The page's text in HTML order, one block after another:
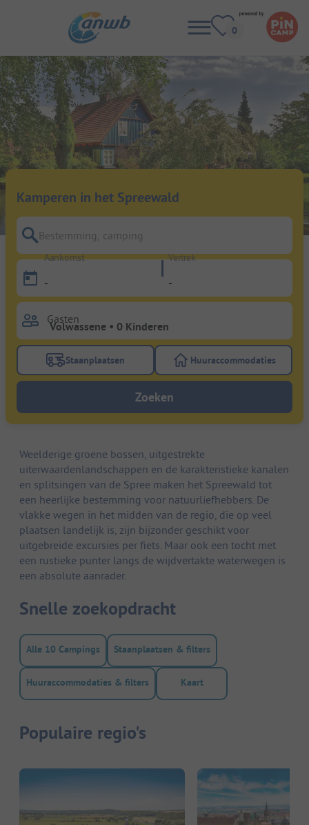
Kamperen in het Spreewald
Bestemming, camping
Aankomst
-
Vertrek
-
Gasten
Gebruik de filterknop staanplaatsen om te zoeken
Staanplaatsen Gebruik de
Huuraccommodaties
Zoeken
Weelderige groene bossen, uitgestrekte
uiterwaardenlandschappen en de karakteristieke kanalen
en splitsingen van de Spree maken het Spreewald tot
een heerlijke bestemming voor natuurliefhebbers. De
vlakke wegen in het midden van de regio, die op veel
plaatsen landelijk is, zijn bijzonder geschikt voor
uitgebreide excursies per fiets. Maar ook een tocht met
een rustieke punter langs de wijdvertakte waterwegen is
een absolute aanrader.
Snelle zoekopdracht
Alle 10 Campings Staanplaatsen & filters
Huuraccommodaties & filters Kaart
Populaire regio's